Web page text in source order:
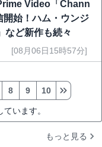
Video「Chann
始！ハム・ウンジ
など新作も続々
[08月06日15時57分]
います。
8 9 10
もっと見る